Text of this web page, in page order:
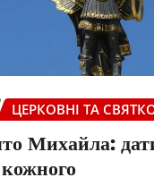
ЦЕРКОВНІ ТА
Михайла: